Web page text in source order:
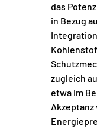
das
in Bezug
zugleich
etwa im
Akzeptanz